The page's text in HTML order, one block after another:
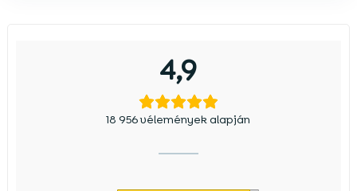
4,9
18 956 vélemények alapján